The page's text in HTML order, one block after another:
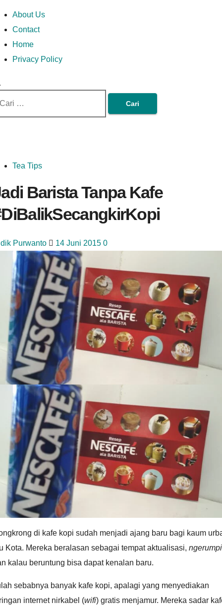
Money In Every
Way
In Every Way
About Us
Contact
Home
Privacy Policy
Tea Tips
Barista Tanpa Kafe
Purwanto 14 Juni 2015 0
di kafe kopi sudah menjadi ajang baru bagi kaum
Kota. Mereka beralasan sebagai tempat aktualisasi, ngerumpi
kalau beruntung bisa dapat kenalan baru.
sebabnya banyak kafe kopi, apalagi yang menyediakan
internet nirkabel (wifi) gratis menjamur. Mereka sadar